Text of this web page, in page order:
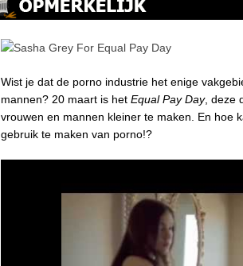
Wist je dat de porno industrie het enige
mannen? 20 maart is het Equal Pay Day, deze
vrouwen en mannen kleiner te maken. En hoe
gebruik te maken van porno!?